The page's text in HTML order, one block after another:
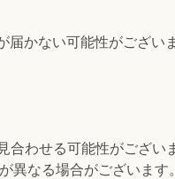
かない可能性がござい
わせる可能性がござい
なる場合がございます